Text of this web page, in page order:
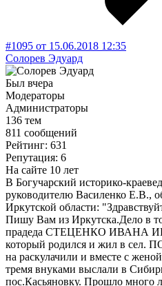
#1095 от 15.06.2018 12:35
Солорев Эдуард
Был вчера
Модераторы
Администраторы
136 тем
811 сообщений
Рейтинг: 631
Репутация: 6
На сайте 10 лет
В Богучарский историко-
руководителю Василенко Е.В.,
Иркутской области:
Пишу Вам из Иркутска.Дело в
прадеда СТЕЦЕНКО ИВАНА
который родился и жил в сел.
на раскулачили и вместе с
тремя внуками выслали в
пос.Касьяновку. Прошло много